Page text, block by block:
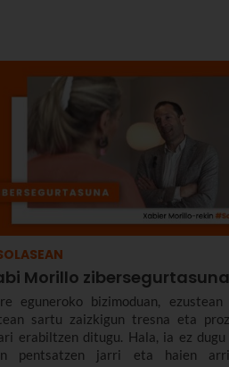
Morillo
eguneroko bizimoduan,
sartu zaizkigun tresna eta
erabiltzen ditugu. Hala, ia ez
pentsatzen jarri eta haien